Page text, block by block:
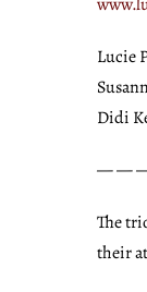
Lucie
Didi
— —
The
their